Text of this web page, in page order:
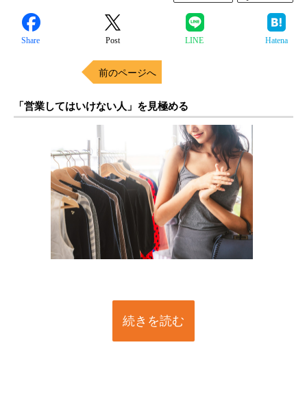
Share Post LINE Hatena
前のページへ
「営業してはいけない人」を見極める
続きを読む